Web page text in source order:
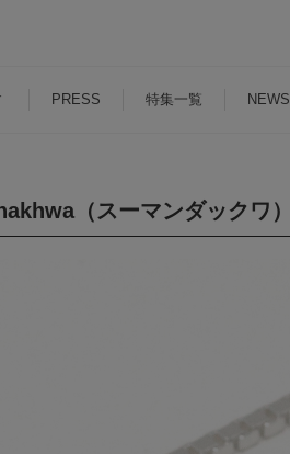
PRESS 特集一覧 NEWS
（スーマンダックワ）